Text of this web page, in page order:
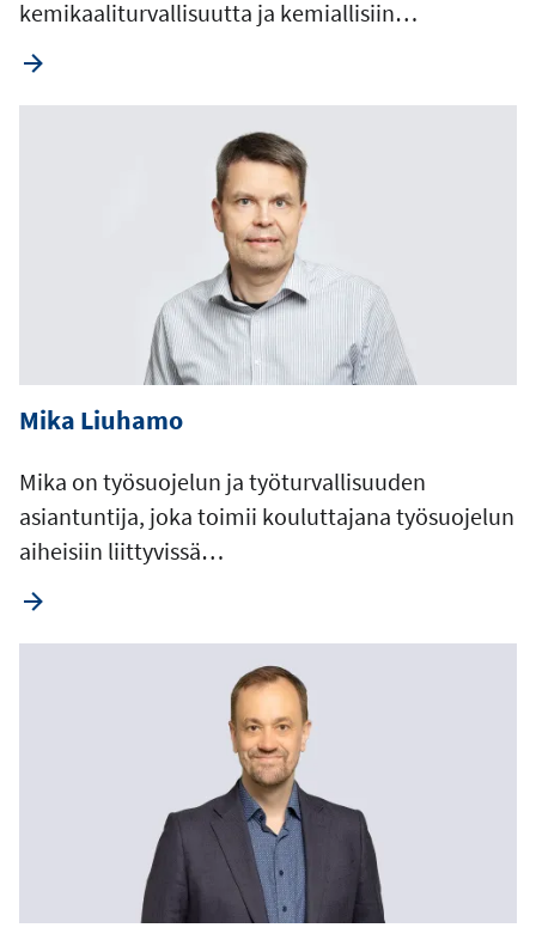
kemikaaliturvallisuutta ja kemiallisiin…
Mika Liuhamo
Mika on työsuojelun ja työturvallisuuden
asiantuntija, joka toimii kouluttajana työsuojelun
aiheisiin liittyvissä…